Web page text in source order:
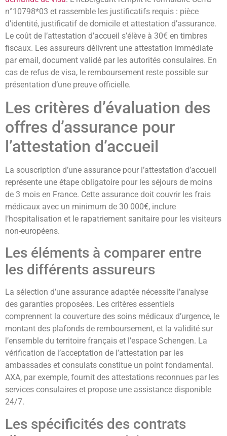
n°10798*03 et rassemble les justificatifs requis : pièce
d’identité, justificatif de domicile et attestation d’assurance.
Le coût de l’attestation d’accueil s’élève à 30€ en timbres
fiscaux. Les assureurs délivrent une attestation immédiate
par email, document validé par les autorités consulaires. En
cas de refus de visa, le remboursement reste possible sur
présentation d’une preuve officielle.
Les critères d’évaluation des
offres d’assurance pour
l’attestation d’accueil
La souscription d’une assurance pour l’attestation d’accueil
représente une étape obligatoire pour les séjours de moins
de 3 mois en France. Cette assurance doit couvrir les frais
médicaux avec un minimum de 30 000€, inclure
l’hospitalisation et le rapatriement sanitaire pour les visiteurs
non-européens.
Les éléments à comparer entre
les différents assureurs
La sélection d’une assurance adaptée nécessite l’analyse
des garanties proposées. Les critères essentiels
comprennent la couverture des soins médicaux d’urgence, le
montant des plafonds de remboursement, et la validité sur
l’ensemble du territoire français et l’espace Schengen. La
vérification de l’acceptation de l’attestation par les
ambassades et consulats constitue un point fondamental.
AXA, par exemple, fournit des attestations reconnues par les
services consulaires et propose une assistance disponible
24/7.
Les spécificités des contrats